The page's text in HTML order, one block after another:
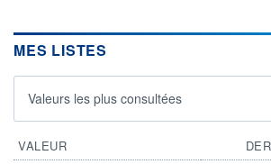
LIMITE À LA
BAISSE
0,0000 0,0000
RENDEMENT
- -
DERNIER
MES LISTES
Valeurs les plus consultées
VALEUR